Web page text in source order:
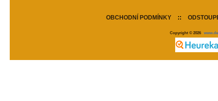
OBCHODNÍ PODMÍNKY ::
Copyright © 2026